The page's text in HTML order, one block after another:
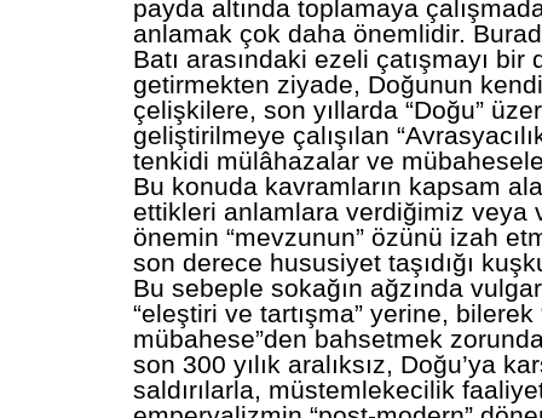
payda altında toplamaya
anlamak çok daha önemlidir.
Batı arasındaki ezeli çatışmayı
getirmekten ziyade, Doğunun kendi
çelişkilere, son yıllarda “Doğu”
geliştirilmeye çalışılan
tenkidi mülâhazalar ve
Bu konuda kavramların kapsam
ettikleri anlamlara verdiğimiz veya
önemin “mevzunun” özünü izah
son derece hususiyet taşıdığı
Bu sebeple sokağın ağzında
“eleştiri ve tartışma” yerine,
mübahese”den bahsetmek
son 300 yılık aralıksız, Doğu’ya
saldırılarla, müstemlekecilik